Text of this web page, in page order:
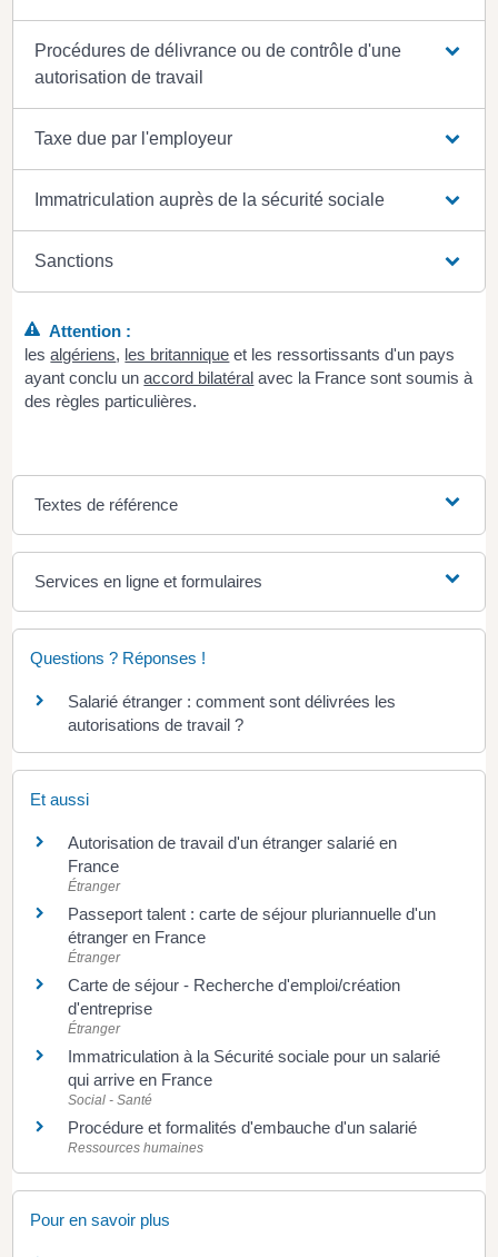
Procédures de délivrance ou de contrôle d'une
autorisation de travail
Taxe due par l'employeur
Immatriculation auprès de la sécurité sociale
Sanctions
Attention :
lesalgériens, les britannique et les ressortissants d'un pays
ayant conclu unaccord bilatéral avec la France sont soumis à
des règles particulières.
Textes de référence
Services en ligne et formulaires
Questions ? Réponses !
Salarié étranger : comment sont délivrées les
autorisations de travail ?
Et aussi
Autorisation de travail d'un étranger salarié en
France
Étranger
Passeport talent : carte de séjour pluriannuelle d'un
étranger en France
Étranger
Carte de séjour - Recherche d'emploi/création
d'entreprise
Étranger
Immatriculation à la Sécurité sociale pour un salarié
qui arrive en France
Social - Santé
Procédure et formalités d'embauche d'un salarié
Ressources humaines
Pour en savoir plus